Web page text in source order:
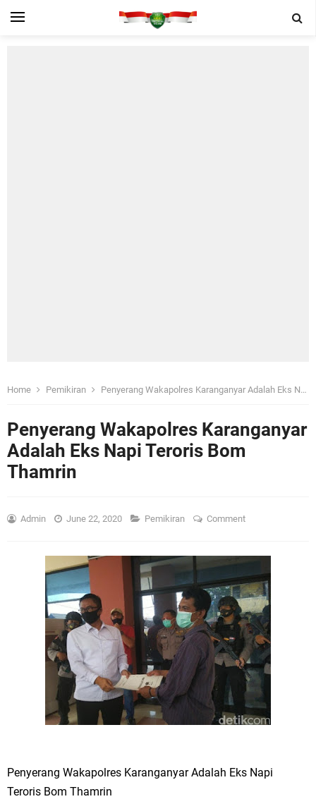
Home Pemikiran Penyerang Wakapolres Karanganyar Adalah Eks Napi Teroris Bom Thamrin
Penyerang Wakapolres Karanganyar
Adalah Eks Napi Teroris Bom
Thamrin
Admin June 22, 2020 Pemikiran Comment
Penyerang Wakapolres Karanganyar Adalah Eks Napi
Teroris Bom Thamrin